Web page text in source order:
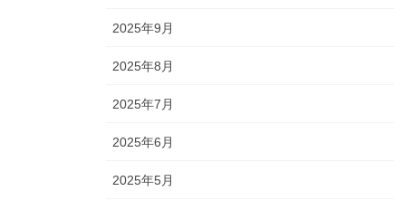
2025年9月
2025年8月
2025年7月
2025年6月
2025年5月